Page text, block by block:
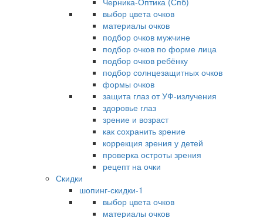
выбор цвета очков
материалы очков
подбор очков мужчине
подбор очков по форме лица
подбор очков ребёнку
подбор солнцезащитных очков
формы очков
защита глаз от УФ-излучения
здоровье глаз
зрение и возраст
как сохранить зрение
коррекция зрения у детей
проверка остроты зрения
рецепт на очки
Скидки
шопинг-скидки-1
выбор цвета очков
материалы очков